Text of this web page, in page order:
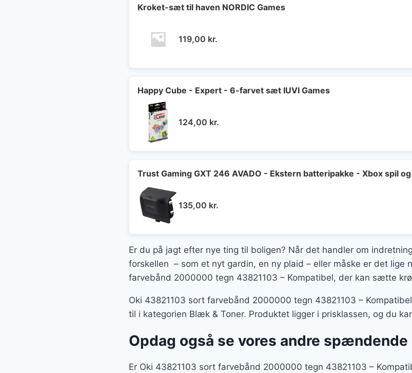
Kroket-sæt til haven NORDIC Games
119,00 kr.
Happy Cube - Expert - 6-farvet sæt IUVI Games
124,00 kr.
Trust Gaming GXT 246 AVADO - Ekstern batteripakke - Xbox spil
135,00 kr.
Er du på jagt efter nye ting til boligen? Når det handler om
forskellen – som et nyt gardin, en ny plaid – eller måske er det lige
farvebånd 2000000 tegn 43821103 – Kompatibel, der kan sætte
Oki 43821103 sort farvebånd 2000000 tegn 43821103 –
til i kategorien Blæk & Toner. Produktet ligger i prisklassen, og du
Opdag også se vores andre
Er Oki 43821103 sort farvebånd 2000000 tegn 43821103 –